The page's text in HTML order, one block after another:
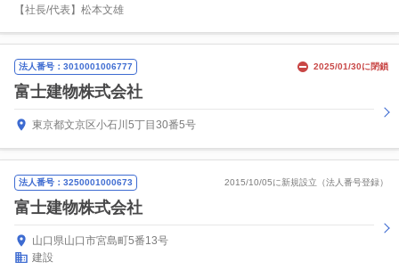
【社長/代表】松本文雄
法人番号：3010001006777 2025/01/30に閉鎖
富士建物株式会社
東京都文京区小石川5丁目30番5号
法人番号：3250001000673 2015/10/05に新規設立（法人番号登録）
富士建物株式会社
山口県山口市宮島町5番13号
建設